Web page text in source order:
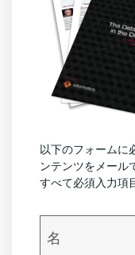
以下のフォームに
ンテンツをメール
すべて必須入力項